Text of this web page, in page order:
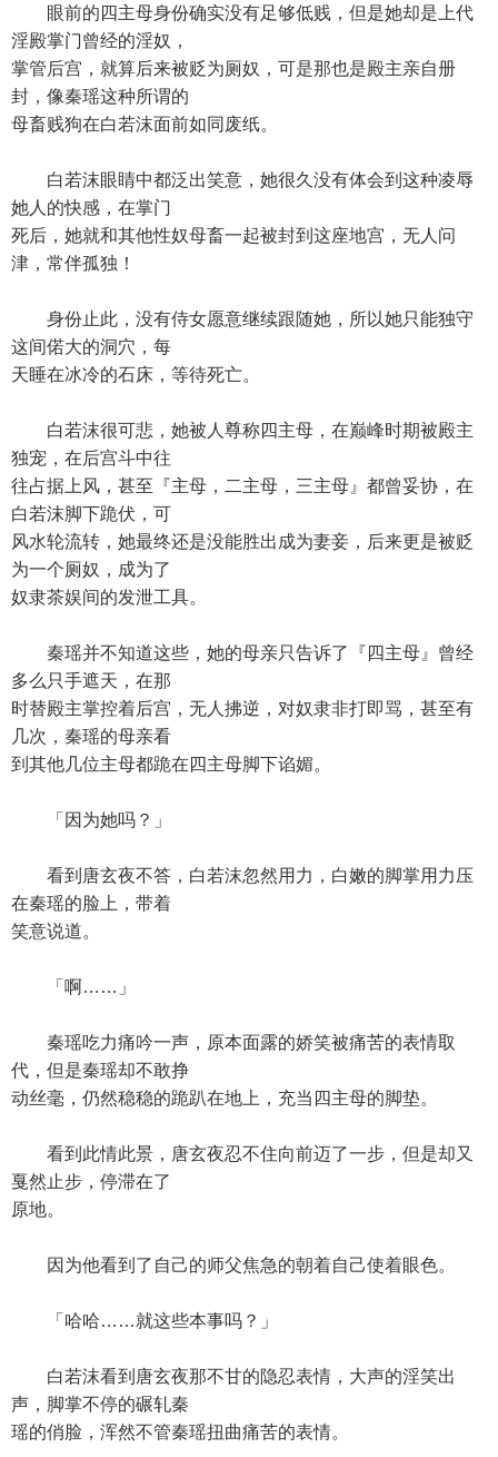
眼前的四主母身份确实没有足够低贱，但是她却是上代
淫殿掌门曾经的淫奴，
掌管后宫，就算后来被贬为厕奴，可是那也是殿主亲自册
封，像秦瑶这种所谓的
母畜贱狗在白若沫面前如同废纸。
白若沫眼睛中都泛出笑意，她很久没有体会到这种凌辱
她人的快感，在掌门
死后，她就和其他性奴母畜一起被封到这座地宫，无人问
津，常伴孤独！
身份止此，没有侍女愿意继续跟随她，所以她只能独守
这间偌大的洞穴，每
天睡在冰冷的石床，等待死亡。
白若沫很可悲，她被人尊称四主母，在巅峰时期被殿主
独宠，在后宫斗中往
往占据上风，甚至『主母，二主母，三主母』都曾妥协，在
白若沫脚下跪伏，可
风水轮流转，她最终还是没能胜出成为妻妾，后来更是被贬
为一个厕奴，成为了
奴隶茶娱间的发泄工具。
秦瑶并不知道这些，她的母亲只告诉了『四主母』曾经
多么只手遮天，在那
时替殿主掌控着后宫，无人拂逆，对奴隶非打即骂，甚至有
几次，秦瑶的母亲看
到其他几位主母都跪在四主母脚下谄媚。
「因为她吗？」
看到唐玄夜不答，白若沫忽然用力，白嫩的脚掌用力压
在秦瑶的脸上，带着
笑意说道。
「啊……」
秦瑶吃力痛吟一声，原本面露的娇笑被痛苦的表情取
代，但是秦瑶却不敢挣
动丝毫，仍然稳稳的跪趴在地上，充当四主母的脚垫。
看到此情此景，唐玄夜忍不住向前迈了一步，但是却又
戛然止步，停滞在了
原地。
因为他看到了自己的师父焦急的朝着自己使着眼色。
「哈哈……就这些本事吗？」
白若沫看到唐玄夜那不甘的隐忍表情，大声的淫笑出
声，脚掌不停的碾轧秦
瑶的俏脸，浑然不管秦瑶扭曲痛苦的表情。